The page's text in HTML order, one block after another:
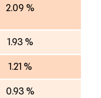
2.09 %
1.93 %
1.21 %
0.93 %